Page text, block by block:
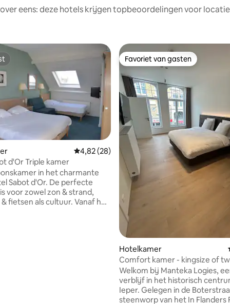
eens: deze hotels krijgen topbeoordelingen voor
van 4,87 uit 5, 15 recensies
Gemiddelde beoordeling van 4,82 uit 5, 28
4,82 (28)
d'Or Triple kamer
in het charmante
Sabot d'Or. De perfecte
voor zowel zon & strand,
fietsen als cultuur. Vanaf het
Favoriet van gasten
Favoriet van gasten
Hotelkamer
Comfort kamer - kingsize of
Welkom bij Manteka Logies,
verblijf in het historisch
Ieper. Gelegen in de
steenworp van het In Flanders